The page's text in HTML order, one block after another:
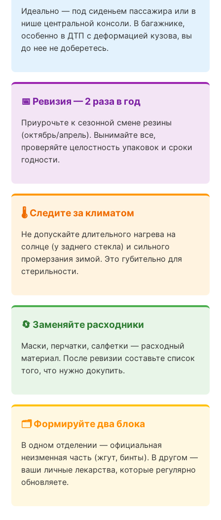
Идеально — под сиденьем пассажира или в
нише центральной консоли. В багажнике,
особенно в ДТП с деформацией кузова, вы
до нее не доберетесь.
📅 Ревизия — 2 раза в год
Приурочьте к сезонной смене резины
(октябрь/апрель). Вынимайте все,
проверяйте целостность упаковок и сроки
годности.
🌡️ Следите за климатом
Не допускайте длительного нагрева на
солнце (у заднего стекла) и сильного
промерзания зимой. Это губительно для
стерильности.
🔄 Заменяйте расходники
Маски, перчатки, салфетки — расходный
материал. После ревизии составьте список
того, что нужно докупить.
🗂️ Формируйте два блока
В одном отделении — официальная
неизменная часть (жгут, бинты). В другом —
ваши личные лекарства, которые регулярно
обновляете.